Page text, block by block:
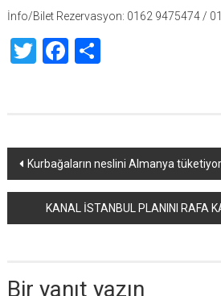
İnfo/Bilet Rezervasyon: 0162 9475474 /
TwitterFacebook
Share
Yazı
dolaşımı
Kurbağaların neslini Almanya
KANAL İSTANBUL PLANINI RAFA
Bir yanıt yazın